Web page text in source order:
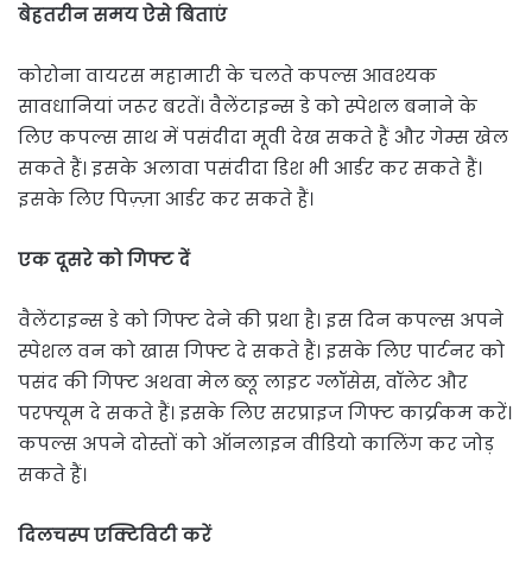
बेहतरीन समय ऐसे बिताएं
कोरोना वायरस महामारी के चलते कपल्स आवश्यक
सावधानियां जरूर बरतें। वैलेंटाइन्स डे को स्पेशल बनाने के
लिए कपल्स साथ में पसंदीदा मूवी देख सकते हैं और गेम्स खेल
सकते हैं। इसके अलावा पसंदीदा डिश भी आर्डर कर सकते हैं।
इसके लिए पिज़्ज़ा आर्डर कर सकते हैं।
एक दूसरे को गिफ्ट दें
वैलेंटाइन्स डे को गिफ्ट देने की प्रथा है। इस दिन कपल्स अपने
स्पेशल वन को खास गिफ्ट दे सकते हैं। इसके लिए पार्टनर को
पसंद की गिफ्ट अथवा मेल ब्लू लाइट ग्लॉसेस, वॉलेट और
परफ्यूम दे सकते हैं। इसके लिए सरप्राइज गिफ्ट कार्य्रकम करें।
कपल्स अपने दोस्तों को ऑनलाइन वीडियो कालिंग कर जोड़
सकते हैं।
दिलचस्प एक्टिविटी करें